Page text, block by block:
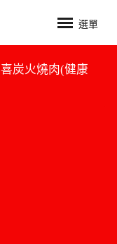
選單
炭火燒肉(健康